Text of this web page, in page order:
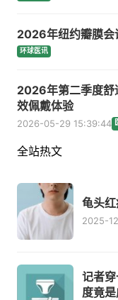
2026年纽约瓣膜会
环球医讯
2026年第二季度舒
效佩戴体验
2026-05-29 15:39:44
全站热文
龟头
2025-
记者
度竟是